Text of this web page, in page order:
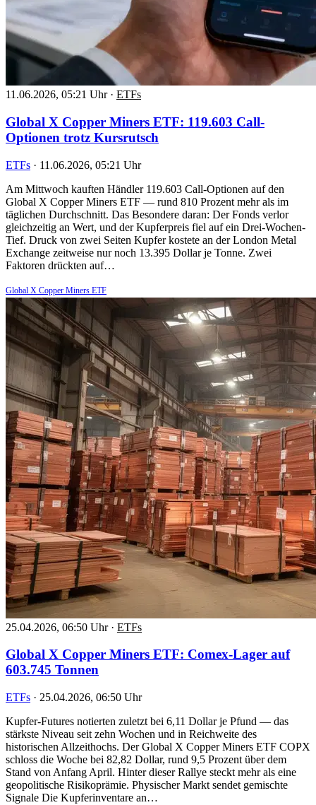
11.06.2026, 05:21 Uhr · ETFs
Global X Copper Miners ETF: 119.603 Call-
Optionen trotz Kursrutsch
ETFs · 11.06.2026, 05:21 Uhr
Am Mittwoch kauften Händler 119.603 Call-Optionen auf den
Global X Copper Miners ETF — rund 810 Prozent mehr als im
täglichen Durchschnitt. Das Besondere daran: Der Fonds verlor
gleichzeitig an Wert, und der Kupferpreis fiel auf ein Drei-Wochen-
Tief. Druck von zwei Seiten Kupfer kostete an der London Metal
Exchange zeitweise nur noch 13.395 Dollar je Tonne. Zwei
Faktoren drückten auf…
Global X Copper Miners ETF
25.04.2026, 06:50 Uhr · ETFs
Global X Copper Miners ETF: Comex-Lager auf
603.745 Tonnen
ETFs · 25.04.2026, 06:50 Uhr
Kupfer-Futures notierten zuletzt bei 6,11 Dollar je Pfund — das
stärkste Niveau seit zehn Wochen und in Reichweite des
historischen Allzeithochs. Der Global X Copper Miners ETF COPX
schloss die Woche bei 82,82 Dollar, rund 9,5 Prozent über dem
Stand von Anfang April. Hinter dieser Rallye steckt mehr als eine
geopolitische Risikoprämie. Physischer Markt sendet gemischte
Signale Die Kupferinventare an…